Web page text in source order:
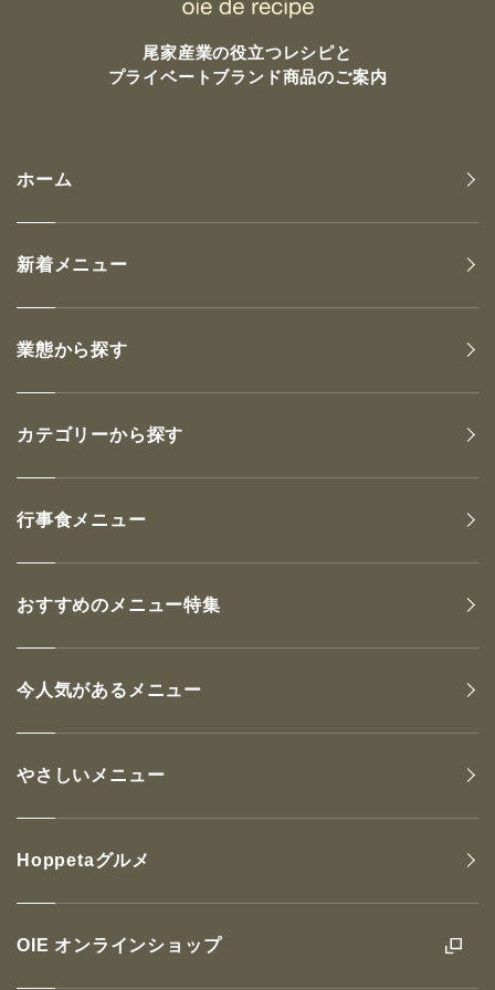
尾家産業の役立つレシピと
プライベートブランド商品のご案内
OIE オンラインショップ
ホーム
新着メニュー
業態から探す
カテゴリーから探す
行事食メニュー
おすすめのメニュー特集
今人気があるメニュー
やさしいメニュー
Hoppetaグルメ